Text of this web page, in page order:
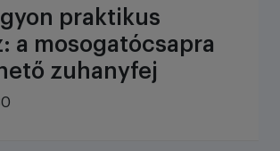
praktikus
a mosogatócsapra
zuhanyfej